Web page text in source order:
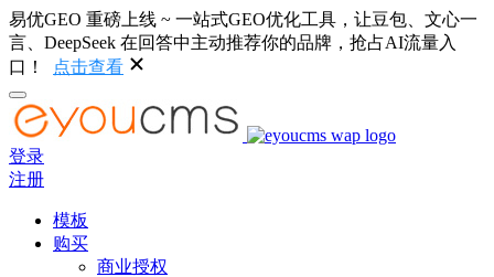
易优GEO 重磅上线 ~ 一站式GEO优化工具，让豆包、文心一
言、DeepSeek 在回答中主动推荐你的品牌，抢占AI流量入
口！
点击查看
登录
注册
模板
购买
商业授权